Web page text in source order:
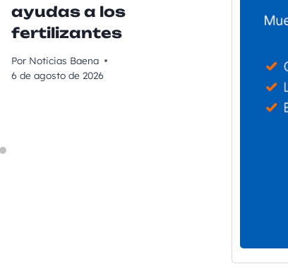
ayudas a los
fertilizantes
Por Noticias Baena
6 de agosto de 2026
para
su
Noticias
6 de agosto